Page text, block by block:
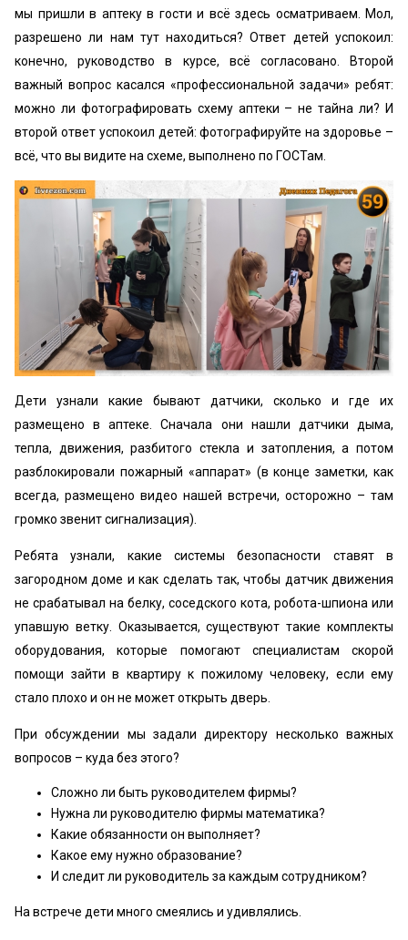
мы пришли в аптеку в гости и всё здесь осматриваем. Мол,
разрешено ли нам тут находиться? Ответ детей успокоил:
конечно, руководство в курсе, всё согласовано. Второй
важный вопрос касался «профессиональной задачи» ребят:
можно ли фотографировать схему аптеки – не тайна ли? И
второй ответ успокоил детей: фотографируйте на здоровье –
всё, что вы видите на схеме, выполнено по ГОСТам.
Дети узнали какие бывают датчики, сколько и где их
размещено в аптеке. Сначала они нашли датчики дыма,
тепла, движения, разбитого стекла и затопления, а потом
разблокировали пожарный «аппарат» (в конце заметки, как
всегда, размещено видео нашей встречи, осторожно – там
громко звенит сигнализация).
Ребята узнали, какие системы безопасности ставят в
загородном доме и как сделать так, чтобы датчик движения
не срабатывал на белку, соседского кота, робота-шпиона или
упавшую ветку. Оказывается, существуют такие комплекты
оборудования, которые помогают специалистам скорой
помощи зайти в квартиру к пожилому человеку, если ему
стало плохо и он не может открыть дверь.
При обсуждении мы задали директору несколько важных
вопросов – куда без этого?
Сложно ли быть руководителем фирмы?
Нужна ли руководителю фирмы математика?
Какие обязанности он выполняет?
Какое ему нужно образование?
И следит ли руководитель за каждым сотрудником?
На встрече дети много смеялись и удивлялись.